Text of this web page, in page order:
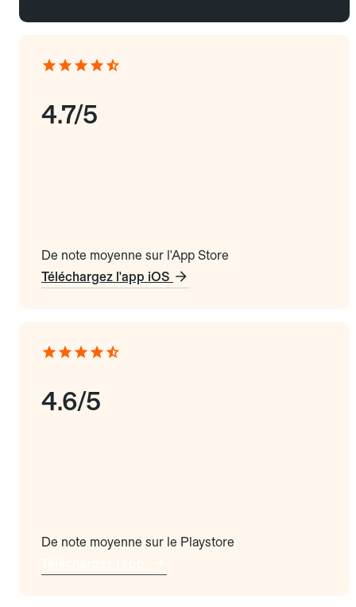
4.7/5
De note moyenne sur l'App Store
Téléchargez l'app iOS
4.6/5
De note moyenne sur le Playstore